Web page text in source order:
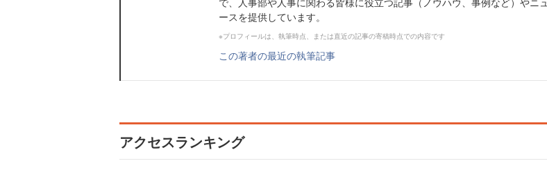
ースを提供しています。
※プロフィールは、執筆時点、または直近の記事の寄稿時点での内容です
この著者の最近の執筆記事
アクセスランキング